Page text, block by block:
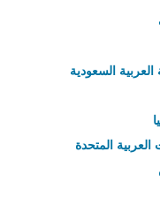
السعودية
العربية المتحدة